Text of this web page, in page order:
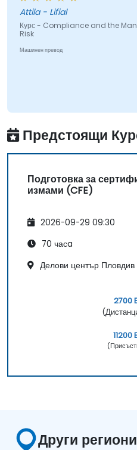
Attila - Lifial
Курс - Compliance and the
Risk
Машинен превод
Предстоящи
Подготовка за
измами (CFE)
2026-09-29 09:30
70 часa
Делови център Пловдив
2700
11200
Други